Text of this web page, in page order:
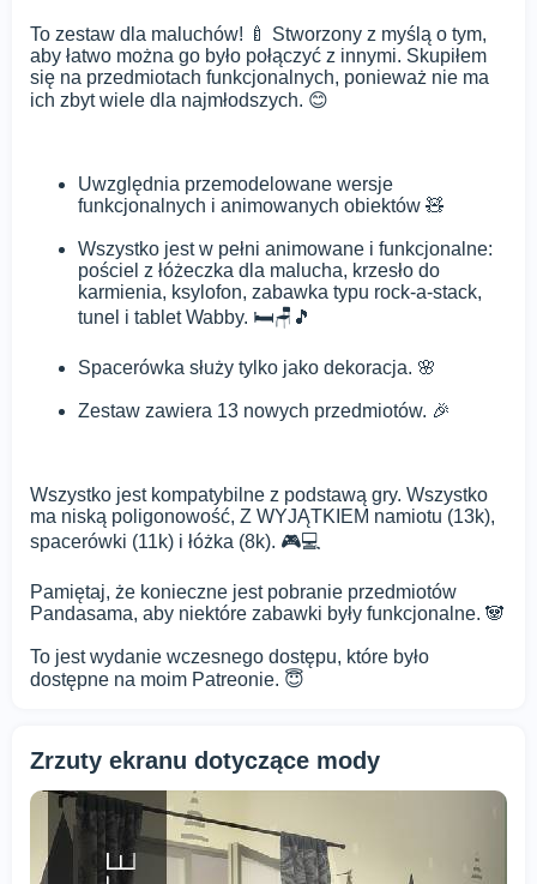
To zestaw dla maluchów! 🍼 Stworzony z myślą o tym,
aby łatwo można go było połączyć z innymi. Skupiłem
się na przedmiotach funkcjonalnych, ponieważ nie ma
ich zbyt wiele dla najmłodszych. 😊
Uwzględnia przemodelowane wersje
funkcjonalnych i animowanych obiektów 🧸
Wszystko jest w pełni animowane i funkcjonalne:
pościel z łóżeczka dla malucha, krzesło do
karmienia, ksylofon, zabawka typu rock-a-stack,
tunel i tablet Wabby. 🛏️🪑🎵
Spacerówka służy tylko jako dekoracja. 🌸
Zestaw zawiera 13 nowych przedmiotów. 🎉
Wszystko jest kompatybilne z podstawą gry. Wszystko
ma niską poligonowość, Z WYJĄTKIEM namiotu (13k),
spacerówki (11k) i łóżka (8k). 🎮💻
Pamiętaj, że konieczne jest pobranie przedmiotów
Pandasama, aby niektóre zabawki były funkcjonalne. 🐼
To jest wydanie wczesnego dostępu, które było
dostępne na moim Patreonie. 😇
Zrzuty ekranu dotyczące mody